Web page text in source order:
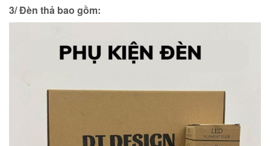
3/ Đèn thả bao gồm: